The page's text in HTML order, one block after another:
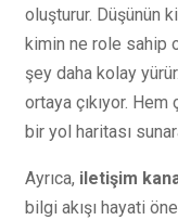
oluşturur. Düşünün
kimin ne role sahip
şey daha kolay
ortaya çıkıyor.
bir yol haritası
Ayrıca, iletişim
bilgi akışı hayati